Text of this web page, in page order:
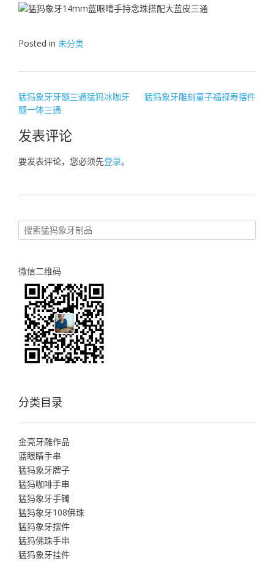
Posted in 未分类
文
章
导
猛犸象牙牙髓三通猛犸冰咖牙
髓一体三通
猛犸象牙雕刻童子福禄寿摆件
发表评论
要发表评论，您必须先登录。
微信二维码
分类目录
金亮牙雕作品
蓝眼睛手串
猛犸象牙牌子
猛犸咖啡手串
猛犸象牙手镯
猛犸象牙108佛珠
猛犸象牙摆件
猛犸佛珠手串
猛犸象牙挂件